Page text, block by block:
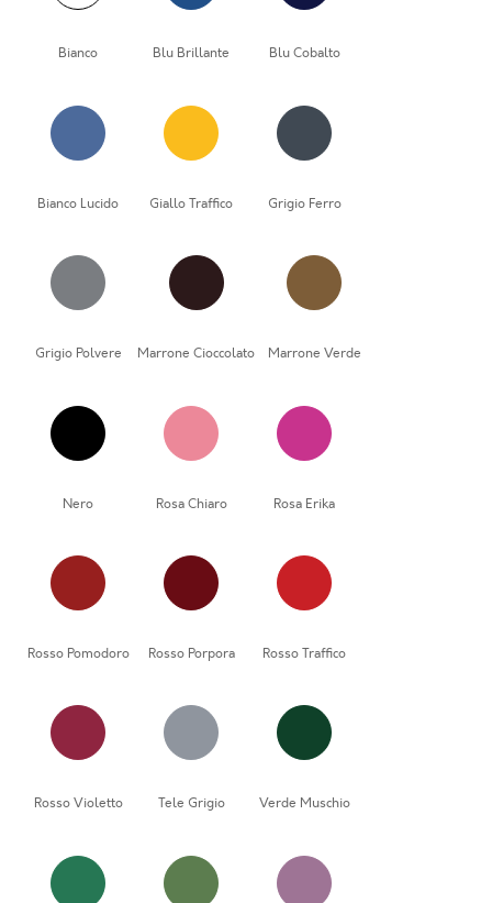
Bianco Blu Brillante Blu Cobalto
Bianco Lucido Giallo Traffico Grigio Ferro
Grigio Polvere Marrone Cioccolato Marrone Verde
Nero Rosa Chiaro Rosa Erika
Rosso Pomodoro Rosso Porpora Rosso Traffico
Rosso Violetto Tele Grigio Verde Muschio